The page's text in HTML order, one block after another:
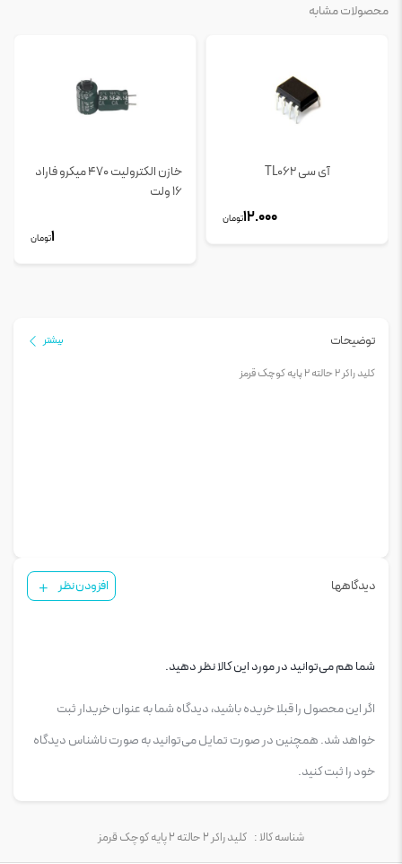
محصولات مشابه
آی سی TL062
12.000تومان
خازن الکترولیت 470 میکرو فاراد
16 ولت
1تومان
توضیحات بیشتر
کليد راکر 2 حالته 2 پایه کوچک قرمز
دیدگاهها افزودن نظر
شما هم می‌توانید در مورد این کالا نظر دهید.
اگر این محصول را قبلا خریده باشید، دیدگاه شما به عنوان خریدار ثبت
خواهد شد. همچنین در صورت تمایل می‌توانید به صورت ناشناس دیدگاه
خود را ثبت کنید.
شناسه کالا : کليد راکر 2 حالته 2 پایه کوچک قرمز